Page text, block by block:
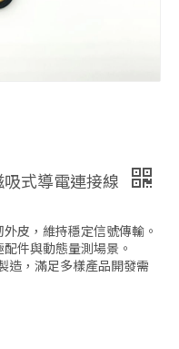
式導電連接線
皮，維持穩定信號傳輸。
件與動態量測場景。
造，滿足多樣產品開發需